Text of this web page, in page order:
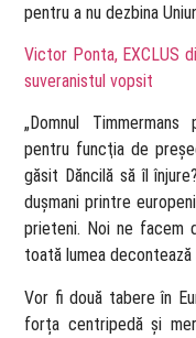
pentru a nu dezbina
Victor Ponta, EXCLUS
suveranistul vopsit
„Domnul
pentru funcţia de
găsit Dăncilă să îl
duşmani printre
prieteni. Noi ne facem
toată lumea
Vor fi două tabere în
forța centripedă și